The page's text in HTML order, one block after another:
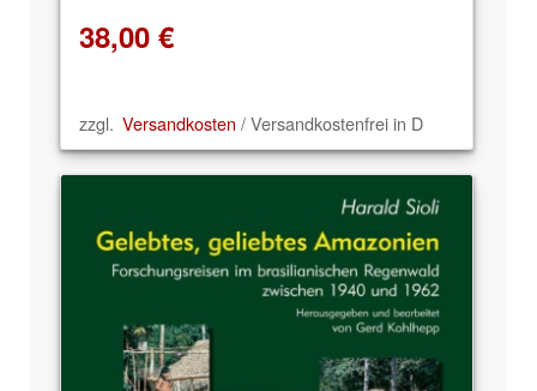
38,00 €
zzgl. Versandkosten / Versandkostenfrei in D